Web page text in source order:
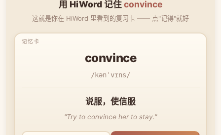
用 HiWord 记住convince
这就是你在 HiWord 里看到的复习卡 —— 点"记得"就好
convince
/kənˈvɪns/
说服，使信服
"Try to convince her to stay."